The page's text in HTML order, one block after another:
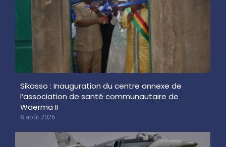
Sikasso : Inauguration du centre annexe de
l’association de santé communautaire de
Waerma II
8 août 2026